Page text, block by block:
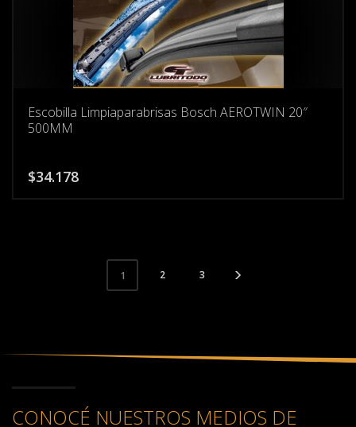
Escobilla Limpiaparabrisas Bosch AEROTWIN 20″
500MM
$34.178
1 2 3
CONOCÉ NUESTROS MEDIOS DE